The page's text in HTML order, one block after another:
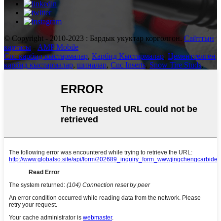
© Copyright - 2010-2023 : Бардык укуктар корголгон. Сайттын
картасы - AMP Mobile
Cnc карбид кыстармалар, Карбид Кыстармалар Цементтелген
карбид кыстармалар, шиналар, Cnc Inserts, Snow Tire Studs,